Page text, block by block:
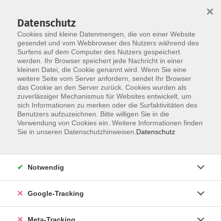
Skip to main content
Der Kurs konnte nicht gefunden werden.
Datenschutz
Cookies sind kleine Datenmengen, die von einer Website
gesendet und vom Webbrowser des Nutzers während des
Surfens auf dem Computer des Nutzers gespeichert
werden. Ihr Browser speichert jede Nachricht in einer
kleinen Datei, die Cookie genannt wird. Wenn Sie eine
weitere Seite vom Server anfordern, sendet Ihr Browser
das Cookie an den Server zurück. Cookies wurden als
zuverlässiger Mechanismus für Websites entwickelt, um
sich Informationen zu merken oder die Surfaktivitäten des
Benutzers aufzuzeichnen. Bitte willigen Sie in die
Verwendung von Cookies ein. Weitere Informationen finden
Sie in unseren Datenschutzhinweisen. Datenschutz
×
Notwendig
Google-Tracking